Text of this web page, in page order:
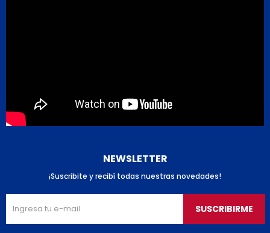
NEWSLETTER
¡Suscribite y recibí todas nuestras novedades!
SUSCRIBIRME